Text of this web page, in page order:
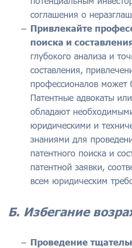
соглашения о
Привлекайте
поиска и
глубокого анализа и
составления,
профессионалов может
Патентные адвокаты
обладают
юридическими и
знаниями для
патентного поиска и
патентной заявки,
всем юридическим
Б. Избегание
Проведение